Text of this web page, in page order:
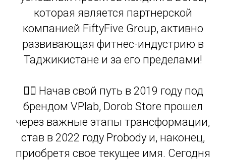
которая является партнерской
компанией FiftyFive Group, активно
развивающая фитнес-индустрию в
Таджикистане и за его пределами!
🏋️‍♂️ Начав свой путь в 2019 году под
брендом VPlab, Dorob Store прошел
через важные этапы трансформации,
став в 2022 году Probody и, наконец,
приобретя свое текущее имя. Сегодня